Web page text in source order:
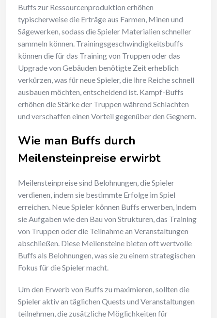
Buffs zur Ressourcenproduktion erhöhen
typischerweise die Erträge aus Farmen, Minen und
Sägewerken, sodass die Spieler Materialien schneller
sammeln können. Trainingsgeschwindigkeitsbuffs
können die für das Training von Truppen oder das
Upgrade von Gebäuden benötigte Zeit erheblich
verkürzen, was für neue Spieler, die ihre Reiche schnell
ausbauen möchten, entscheidend ist. Kampf-Buffs
erhöhen die Stärke der Truppen während Schlachten
und verschaffen einen Vorteil gegenüber den Gegnern.
Wie man Buffs durch
Meilensteinpreise erwirbt
Meilensteinpreise sind Belohnungen, die Spieler
verdienen, indem sie bestimmte Erfolge im Spiel
erreichen. Neue Spieler können Buffs erwerben, indem
sie Aufgaben wie den Bau von Strukturen, das Training
von Truppen oder die Teilnahme an Veranstaltungen
abschließen. Diese Meilensteine bieten oft wertvolle
Buffs als Belohnungen, was sie zu einem strategischen
Fokus für die Spieler macht.
Um den Erwerb von Buffs zu maximieren, sollten die
Spieler aktiv an täglichen Quests und Veranstaltungen
teilnehmen, die zusätzliche Möglichkeiten für